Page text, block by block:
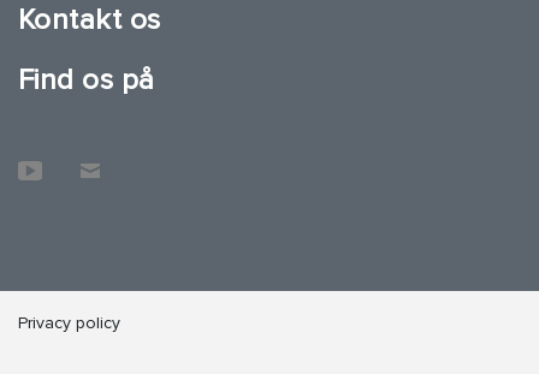
Kontakt os
Find os på
Privacy policy